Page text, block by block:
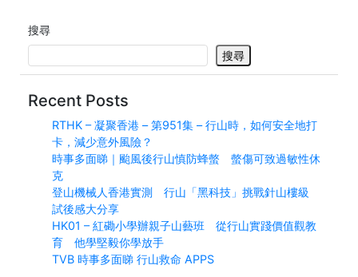
搜尋
搜尋
Recent Posts
RTHK – 凝聚香港 – 第951集 – 行山時，如何安全地打
卡，減少意外風險？
時事多面睇｜颱風後行山慎防蜂螫 螫傷可致過敏性休
克
登山機械人香港實測 行山「黑科技」挑戰針山樓級
試後感大分享
HK01 – 紅磡小學辦親子山藝班 從行山實踐價值觀教
育 他學堅毅你學放手
TVB 時事多面睇 行山救命 APPS